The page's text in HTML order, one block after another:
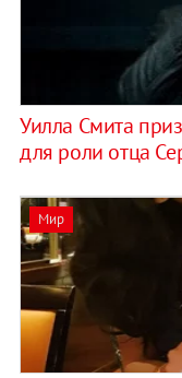
Уилла Смита
для роли отца
Мир